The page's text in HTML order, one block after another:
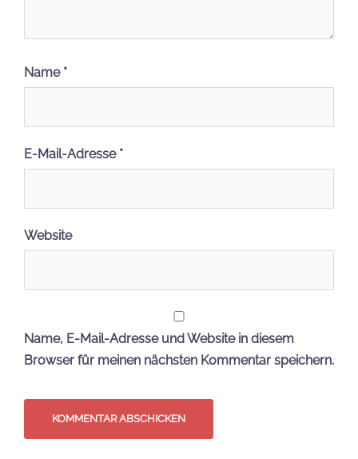
Name *
E-Mail-Adresse *
Website
Name, E-Mail-Adresse und Website in diesem
Browser für meinen nächsten Kommentar speichern.